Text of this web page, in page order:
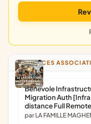
ANNONCES
Bénévole
Migration Auth
distance Full Remote
par LA FAMILLE